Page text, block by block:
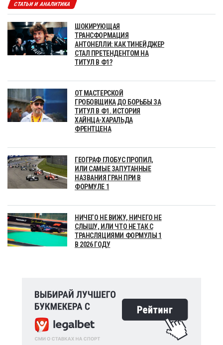
СТАТЬИ И АНАЛИТИКА
ШОКИРУЮЩАЯ
ТРАНСФОРМАЦИЯ
АНТОНЕЛЛИ: КАК ТИНЕЙДЖЕР
СТАЛ ПРЕТЕНДЕНТОМ НА
ТИТУЛ В Ф1?
ОТ МАСТЕРСКОЙ
ГРОБОВЩИКА ДО БОРЬБЫ ЗА
ТИТУЛ В Ф1. ИСТОРИЯ
ХАЙНЦА-ХАРАЛЬДА
ФРЕНТЦЕНА
ГЕОГРАФ ГЛОБУС ПРОПИЛ,
ИЛИ САМЫЕ ЗАПУТАННЫЕ
НАЗВАНИЯ ГРАН ПРИ В
ФОРМУЛЕ 1
НИЧЕГО НЕ ВИЖУ, НИЧЕГО НЕ
СЛЫШУ, ИЛИ ЧТО НЕ ТАК С
ТРАНСЛЯЦИЯМИ ФОРМУЛЫ 1
В 2026 ГОДУ